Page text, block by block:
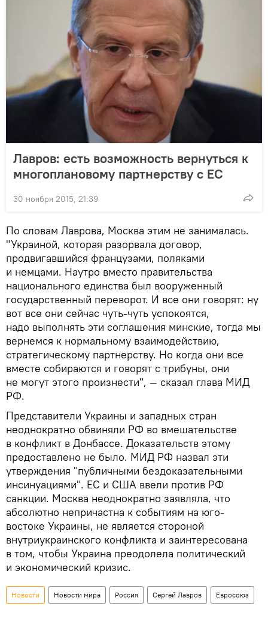
Лавров: есть возможность вернуться к
многоплановому партнерству с ЕС
30 ноября 2015, 21:39
По словам Лаврова, Москва этим не занималась.
"Украиной, которая разорвала договор,
продвигавшийся французами, поляками
и немцами. Наутро вместо правительства
национального единства был вооруженный
государственный переворот. И все они говорят: ну
вот все они сейчас чуть-чуть успокоятся,
надо выполнять эти соглашения минские, тогда мы
вернемся к нормальному взаимодействию,
стратегическому партнерству. Но когда они все
вместе собираются и говорят с трибуны, они
не могут этого произнести", — сказал глава МИД
РФ.
Представители Украины и западных стран
неоднократно обвиняли РФ во вмешательстве
в конфликт в Донбассе. Доказательств этому
предоставлено не было. МИД РФ назвал эти
утверждения "публичными бездоказательными
инсинуациями". ЕС и США ввели против РФ
санкции. Москва неоднократно заявляла, что
абсолютно непричастна к событиям на юго-
востоке Украины, не является стороной
внутриукраинского конфликта и заинтересована
в том, чтобы Украина преодолела политический
и экономический кризис.
Новости Новости мира Россия Сергей Лавров Евросоюз